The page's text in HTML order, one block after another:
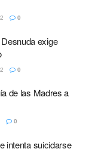
0
exige
0
de las Madres a
0
intenta suicidarse